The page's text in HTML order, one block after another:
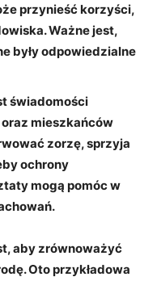
przynieść korzyści,
Ważne jest,
były odpowiedzialne
świadomości
mieszkańców
zorzę, sprzyja
ochrony
mogą pomóc w
aby zrównoważyć
Oto przykładowa